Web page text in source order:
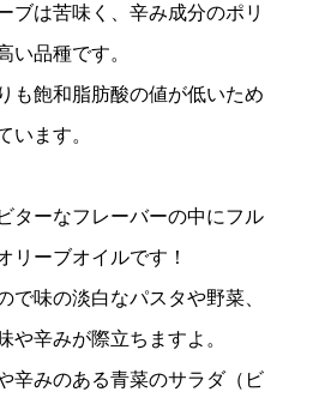
ブは苦味く、辛み成分のポリ
い品種です。
も飽和脂肪酸の値が低いため
います。
ターなフレーバーの中にフル
リーブオイルです！
で味の淡白なパスタや野菜、
や辛みが際立ちますよ。
辛みのある青菜のサラダ（ビ